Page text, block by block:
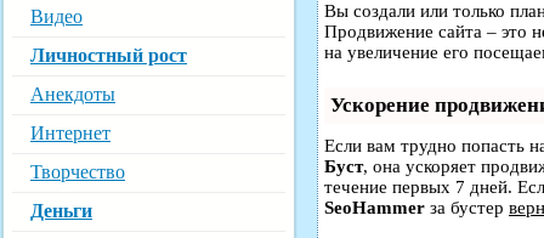
Видео
Личностный рост
Анекдоты
Интернет
Творчество
Деньги
Вы создали или только
Продвижение сайта – это
на увеличение его
Ускорение
Если вам трудно попасть
Буст, она ускоряет
течение первых 7 дней.
SeoHammer за бустер